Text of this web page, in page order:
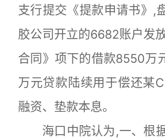
支行提交《提款申请书》,
胶公司开立的6682账户发
合同》项下的借款8550万
万元贷款陆续用于偿还某
融资、垫款本息。
海口中院认为,一、根